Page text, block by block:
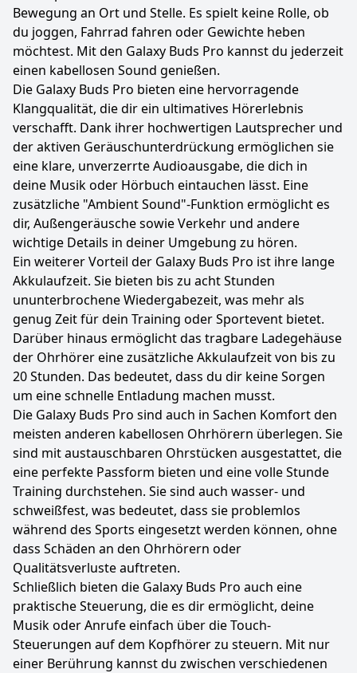
Bewegung an Ort und Stelle. Es spielt keine Rolle, ob
du joggen, Fahrrad fahren oder Gewichte heben
möchtest. Mit den Galaxy Buds Pro kannst du jederzeit
einen kabellosen Sound genießen.
Die Galaxy Buds Pro bieten eine hervorragende
Klangqualität, die dir ein ultimatives Hörerlebnis
verschafft. Dank ihrer hochwertigen Lautsprecher und
der aktiven Geräuschunterdrückung ermöglichen sie
eine klare, unverzerrte Audioausgabe, die dich in
deine Musik oder Hörbuch eintauchen lässt. Eine
zusätzliche "Ambient Sound"-Funktion ermöglicht es
dir, Außengeräusche sowie Verkehr und andere
wichtige Details in deiner Umgebung zu hören.
Ein weiterer Vorteil der Galaxy Buds Pro ist ihre lange
Akkulaufzeit. Sie bieten bis zu acht Stunden
ununterbrochene Wiedergabezeit, was mehr als
genug Zeit für dein Training oder Sportevent bietet.
Darüber hinaus ermöglicht das tragbare Ladegehäuse
der Ohrhörer eine zusätzliche Akkulaufzeit von bis zu
20 Stunden. Das bedeutet, dass du dir keine Sorgen
um eine schnelle Entladung machen musst.
Die Galaxy Buds Pro sind auch in Sachen Komfort den
meisten anderen kabellosen Ohrhörern überlegen. Sie
sind mit austauschbaren Ohrstücken ausgestattet, die
eine perfekte Passform bieten und eine volle Stunde
Training durchstehen. Sie sind auch wasser- und
schweißfest, was bedeutet, dass sie problemlos
während des Sports eingesetzt werden können, ohne
dass Schäden an den Ohrhörern oder
Qualitätsverluste auftreten.
Schließlich bieten die Galaxy Buds Pro auch eine
praktische Steuerung, die es dir ermöglicht, deine
Musik oder Anrufe einfach über die Touch-
Steuerungen auf dem Kopfhörer zu steuern. Mit nur
einer Berührung kannst du zwischen verschiedenen